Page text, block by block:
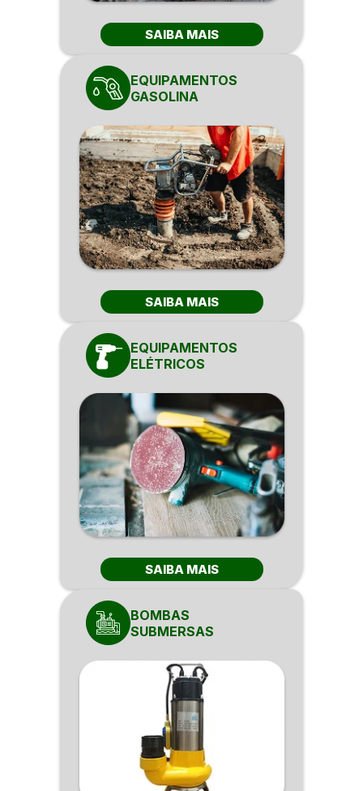
SAIBA MAIS
EQUIPAMENTOS
GASOLINA
SAIBA MAIS
EQUIPAMENTOS
ELÉTRICOS
SAIBA MAIS
BOMBAS
SUBMERSAS